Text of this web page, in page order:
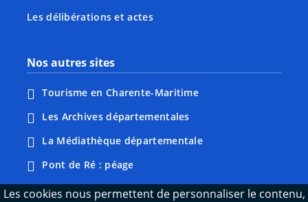
Les délibérations et actes
Nos autres sites
Tourisme en Charente-Maritime
Les Archives départementales
La Médiathèque départementale
Pont de Ré : péage
Webcams : Ré info trafic
Les cookies nous permettent de personnaliser le contenu,